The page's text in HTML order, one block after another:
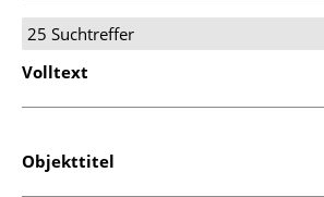
25 Suchtreffer
Volltext
Objekttitel